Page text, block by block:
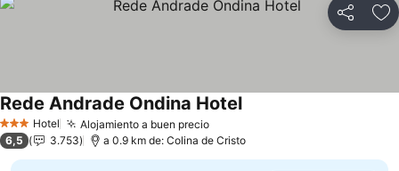
Compartir
3 Estrellas
Hotel Alojamiento a buen precioVer precios
Rede Andrade Ondina HotelVer precios
6,5 3.753 a 0.9 km de: Colina de Cristo